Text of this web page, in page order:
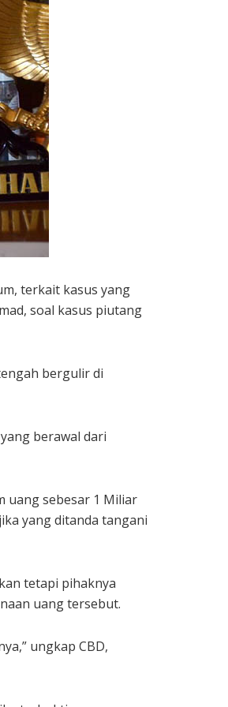
terkait kasus yang
soal kasus piutang
bergulir di
berawal dari
uang sebesar 1 Miliar
yang ditanda tangani
tetapi pihaknya
uang tersebut.
ungkap CBD,